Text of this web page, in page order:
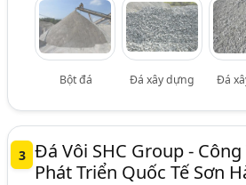
Bột đá Đá xây dựng Đá
3 Đá Vôi SHC Group -
Phát Triển Quốc Tế Sơn